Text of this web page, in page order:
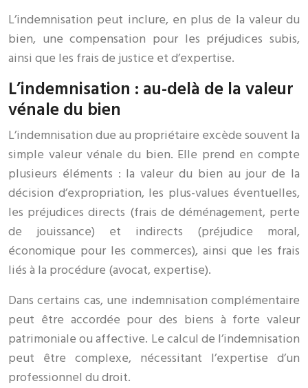
L’indemnisation peut inclure, en plus de la valeur du
bien, une compensation pour les préjudices subis,
ainsi que les frais de justice et d’expertise.
L’indemnisation : au-delà de la valeur
vénale du bien
L’indemnisation due au propriétaire excède souvent la
simple valeur vénale du bien. Elle prend en compte
plusieurs éléments : la valeur du bien au jour de la
décision d’expropriation, les plus-values éventuelles,
les préjudices directs (frais de déménagement, perte
de jouissance) et indirects (préjudice moral,
économique pour les commerces), ainsi que les frais
liés à la procédure (avocat, expertise).
Dans certains cas, une indemnisation complémentaire
peut être accordée pour des biens à forte valeur
patrimoniale ou affective. Le calcul de l’indemnisation
peut être complexe, nécessitant l’expertise d’un
professionnel du droit.